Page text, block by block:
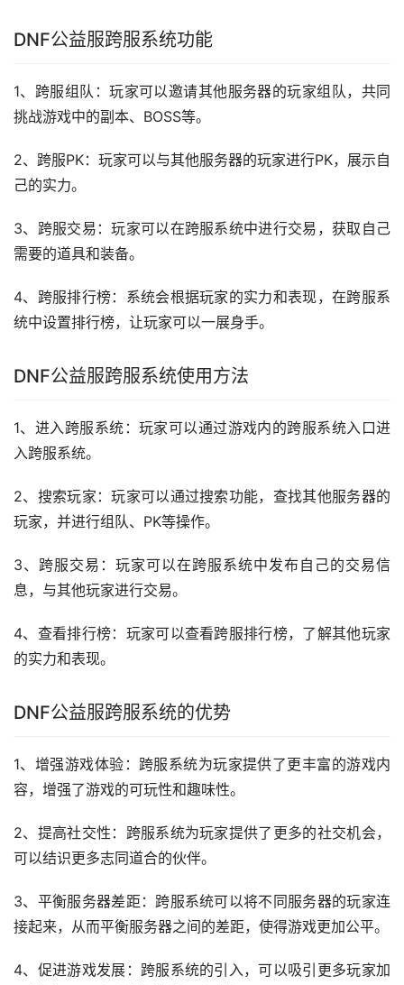
DNF公益服跨服系统功能
1、跨服组队：玩家可以邀请其他服务器的玩家组队，共同
挑战游戏中的副本、BOSS等。
2、跨服PK：玩家可以与其他服务器的玩家进行PK，展示自
己的实力。
3、跨服交易：玩家可以在跨服系统中进行交易，获取自己
需要的道具和装备。
4、跨服排行榜：系统会根据玩家的实力和表现，在跨服系
统中设置排行榜，让玩家可以一展身手。
DNF公益服跨服系统使用方法
1、进入跨服系统：玩家可以通过游戏内的跨服系统入口进
入跨服系统。
2、搜索玩家：玩家可以通过搜索功能，查找其他服务器的
玩家，并进行组队、PK等操作。
3、跨服交易：玩家可以在跨服系统中发布自己的交易信
息，与其他玩家进行交易。
4、查看排行榜：玩家可以查看跨服排行榜，了解其他玩家
的实力和表现。
DNF公益服跨服系统的优势
1、增强游戏体验：跨服系统为玩家提供了更丰富的游戏内
容，增强了游戏的可玩性和趣味性。
2、提高社交性：跨服系统为玩家提供了更多的社交机会，
可以结识更多志同道合的伙伴。
3、平衡服务器差距：跨服系统可以将不同服务器的玩家连
接起来，从而平衡服务器之间的差距，使得游戏更加公平。
4、促进游戏发展：跨服系统的引入，可以吸引更多玩家加